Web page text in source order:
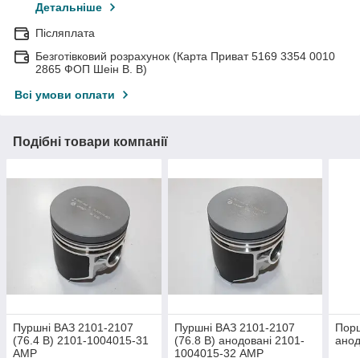
Детальніше
Післяплата
Безготівковий розрахунок (Карта Приват 5169 3354 0010
2865 ФОП Шеін В. В)
Всі умови оплати
Подібні товари компанії
Пуршні ВАЗ 2101-2107
(76.4 В) 2101-1004015-31
AMP
Пуршні ВАЗ 2101-2107
(76.8 В) анодовані 2101-
1004015-32 AMP